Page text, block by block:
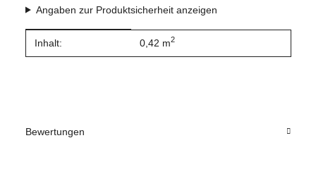
Angaben zur Produktsicherheit anzeigen
Produkteigenschaft
Wert
Inhalt: 0,42 m2
Bewertungen